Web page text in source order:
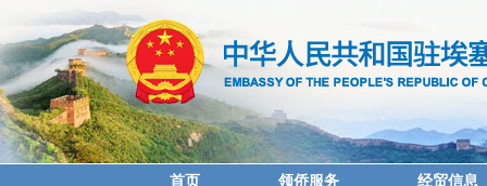
首页 领侨服务 经贸信息